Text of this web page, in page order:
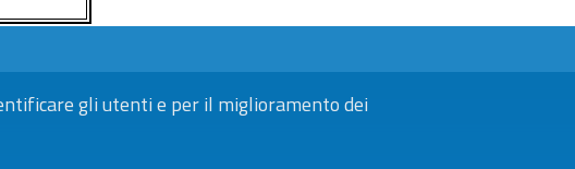
gli utenti e per il miglioramento dei